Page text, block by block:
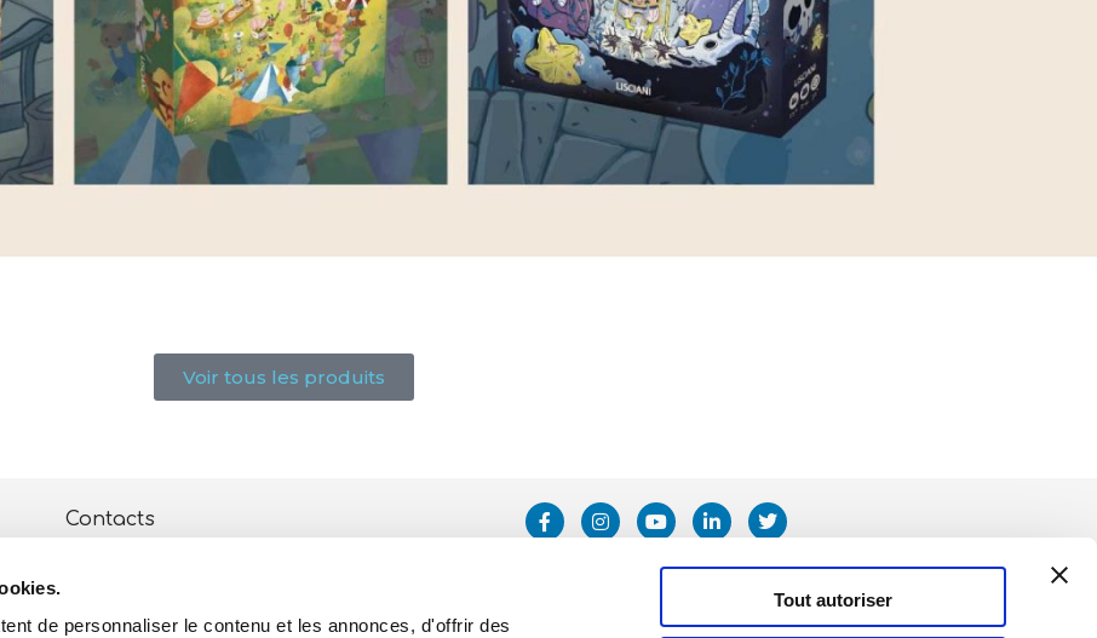
de personnaliser le contenu et les annonces, d'offrir des
Tout autoriser
Voir tous les produits
Contacts
Politique de Confidentialité et de Cookies